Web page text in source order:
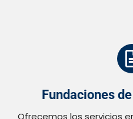
Fundaciones
Ofrecemos los servicios